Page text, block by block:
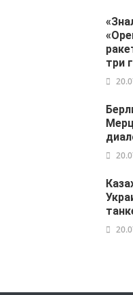
три